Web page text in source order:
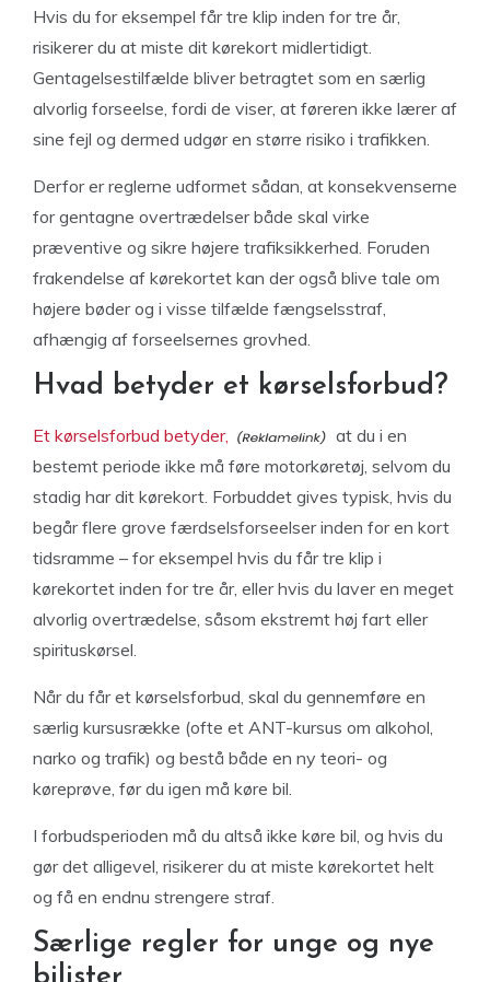
Hvis du for eksempel får tre klip inden for tre år,
risikerer du at miste dit kørekort midlertidigt.
Gentagelsestilfælde bliver betragtet som en særlig
alvorlig forseelse, fordi de viser, at føreren ikke lærer af
sine fejl og dermed udgør en større risiko i trafikken.
Derfor er reglerne udformet sådan, at konsekvenserne
for gentagne overtrædelser både skal virke
præventive og sikre højere trafiksikkerhed. Foruden
frakendelse af kørekortet kan der også blive tale om
højere bøder og i visse tilfælde fængselsstraf,
afhængig af forseelsernes grovhed.
Hvad betyder et kørselsforbud?
Et kørselsforbud betyder,
at du i en
bestemt periode ikke må føre motorkøretøj, selvom du
stadig har dit kørekort. Forbuddet gives typisk, hvis du
begår flere grove færdselsforseelser inden for en kort
tidsramme – for eksempel hvis du får tre klip i
kørekortet inden for tre år, eller hvis du laver en meget
alvorlig overtrædelse, såsom ekstremt høj fart eller
spirituskørsel.
Når du får et kørselsforbud, skal du gennemføre en
særlig kursusrække (ofte et ANT-kursus om alkohol,
narko og trafik) og bestå både en ny teori- og
køreprøve, før du igen må køre bil.
I forbudsperioden må du altså ikke køre bil, og hvis du
gør det alligevel, risikerer du at miste kørekortet helt
og få en endnu strengere straf.
Særlige regler for unge og nye